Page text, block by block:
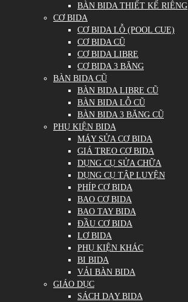
BÀN BIDA THIẾT KẾ RIÊNG
CƠ BIDA
CƠ BIDA LỖ (POOL CUE)
CƠ BIDA CŨ
CƠ BIDA LIBRE
CƠ BIDA 3 BĂNG
BÀN BIDA CŨ
BÀN BIDA LIBRE CŨ
BÀN BIDA LỖ CŨ
BÀN BIDA 3 BĂNG CŨ
PHỤ KIỆN BIDA
MÁY SỬA CƠ BIDA
GIÁ TREO CƠ BIDA
DỤNG CỤ SỬA CHỮA
DỤNG CỤ TẬP LUYỆN
PHÍP CƠ BIDA
BAO CƠ BIDA
BAO TAY BIDA
ĐẦU CƠ BIDA
LƠ BIDA
PHỤ KIỆN KHÁC
BI BIDA
VẢI BÀN BIDA
GIÁO DỤC
SÁCH DẠY BIDA